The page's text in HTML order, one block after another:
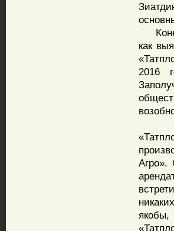
как
2016
Агро».